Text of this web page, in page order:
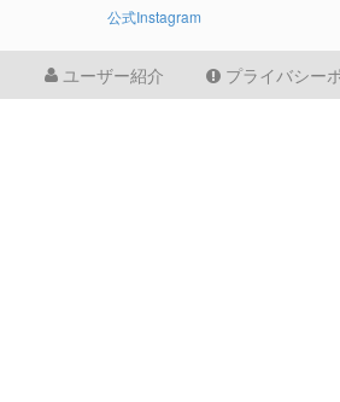
公式Instagram
ユーザー紹介 プライバシー